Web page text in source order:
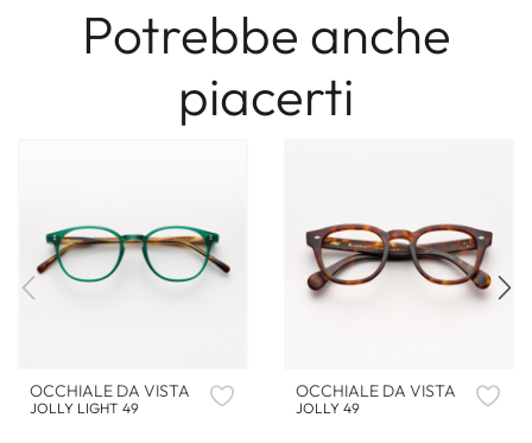
Potrebbe anche
piacerti
OCCHIALE DA VISTA
JOLLY LIGHT 49
OCCHIALE DA VISTA
JOLLY 49